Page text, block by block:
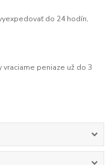
do 24 hodín,
peniaze už do 3